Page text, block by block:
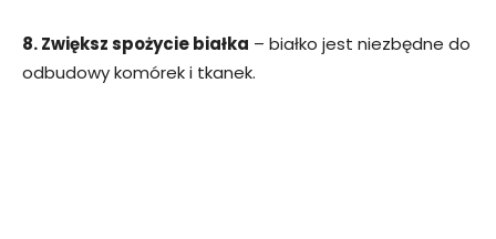
8. Zwiększ spożycie białka – białko jest niezbędne do
odbudowy komórek i tkanek.